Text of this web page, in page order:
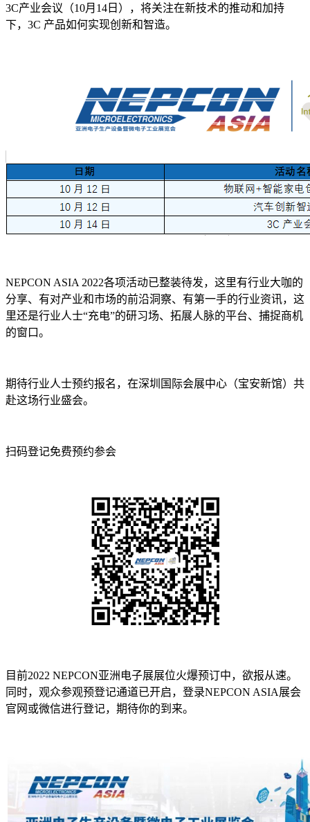
3C产业会议（10月14日），将关注在新技术的推动和加持
下，3C 产品如何实现创新和智造。
NEPCON ASIA 2022各项活动已整装待发，这里有行业大咖的
分享、有对产业和市场的前沿洞察、有第一手的行业资讯，这
里还是行业人士“充电”的研习场、拓展人脉的平台、捕捉商机
的窗口。
期待行业人士预约报名，在深圳国际会展中心（宝安新馆）共
赴这场行业盛会。
扫码登记免费预约参会
目前2022 NEPCON亚洲电子展展位火爆预订中，欲报从速。
同时，观众参观预登记通道已开启，登录NEPCON ASIA展会
官网或微信进行登记，期待你的到来。